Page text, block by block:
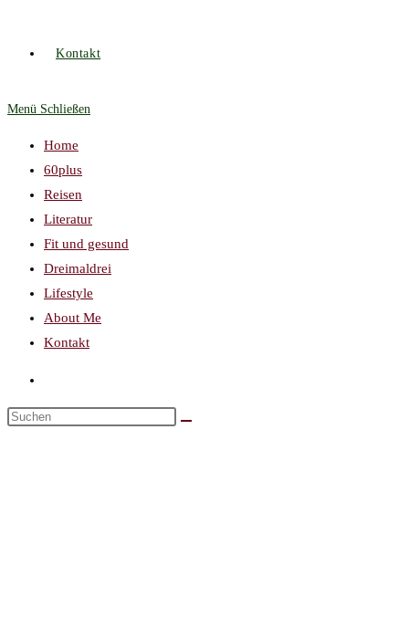
Kontakt
Menü Schließen
Home
60plus
Reisen
Literatur
Fit und gesund
Dreimaldrei
Lifestyle
About Me
Kontakt